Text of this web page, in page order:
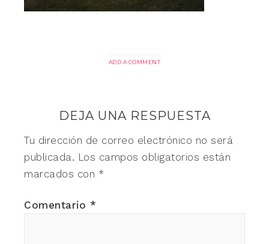
ADD A COMMENT
DEJA UNA RESPUESTA
Tu dirección de correo electrónico no será
publicada. Los campos obligatorios están
marcados con *
Comentario *